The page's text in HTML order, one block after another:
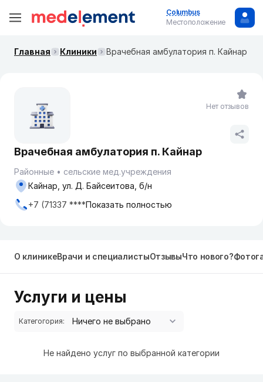
Columbus
Местоположение
Главная Клиники Врачебная амбулатория п. Кайнар
Врачебная амбулатория п. Кайнар
Районные
сельские мед.учреждения
Кайнар, ул. Д. Байсеитова, б/н
+7 (71337 ****Показать полностью
Нет отзывов
О клиникеВрачи и специалистыОтзывыЧто нового?
Услуги и цены
Категогория:
Не найдено услуг по выбранной категории